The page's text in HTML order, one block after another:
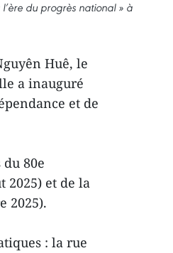
du progrès national » à
Huê, le
a inauguré
et de
80e
2025) et de la
2025).
: la rue